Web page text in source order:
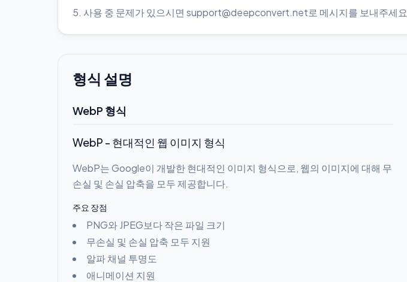
사용 중 문제가 있으시면 support@deepconvert.net로 메시지를 보내주세요
형식 설명
WebP 형식
WebP - 현대적인 웹 이미지 형식
WebP는 Google이 개발한 현대적인 이미지 형식으로, 웹의 이미지에 대해 무
손실 및 손실 압축을 모두 제공합니다.
주요 장점
PNG와 JPEG보다 작은 파일 크기
무손실 및 손실 압축 모두 지원
알파 채널 투명도
애니메이션 지원